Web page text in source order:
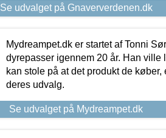
Se udvalget på Gnaververdenen.dk
Mydreampet.dk er startet af Tonni
dyrepasser igennem 20 år. Han ville
kan stole på at det produkt de
deres udvalg.
Se udvalget på Mydreampet.dk